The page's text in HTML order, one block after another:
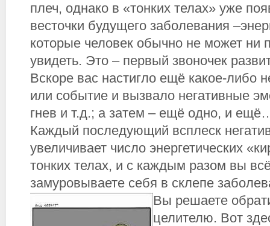
плеч, однако в «тонких телах» уже
весточки будущего заболевания
которые человек обычно не может ни
увидеть. Это – первый звоночек
Вскоре вас настигло ещё какое-либо
или событие и вызвало негативные
гнев и т.д.; а затем – ещё одно, и
Каждый последующий всплеск
увеличивает число энергетических
тонких телах, и с каждым разом вы
замуровываете себя в склепе
Вы решаете
целителю. Вот